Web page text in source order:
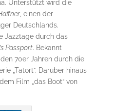
Unterstützt wird die
, einen der
Deutschlands.
Jazztage durch das
Passport. Bekannt
70er Jahren durch die
„Tatort“. Darüber hinaus
Film „das Boot“ von